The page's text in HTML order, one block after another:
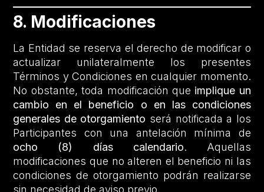
8. Modificaciones
La Entidad se reserva el derecho de modificar o
actualizar unilateralmente los presentes
Términos y Condiciones en cualquier momento.
No obstante, toda modificación que implique un
cambio en el beneficio o en las condiciones
generales de otorgamiento será notificada a los
Participantes con una antelación mínima de
ocho (8) días calendario. Aquellas
modificaciones que no alteren el beneficio ni las
condiciones de otorgamiento podrán realizarse
sin necesidad de aviso previo.